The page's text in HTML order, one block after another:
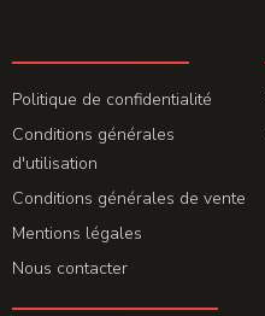
Politique de confidentialité
Conditions générales
d'utilisation
Conditions générales de vente
Mentions légales
Nous contacter